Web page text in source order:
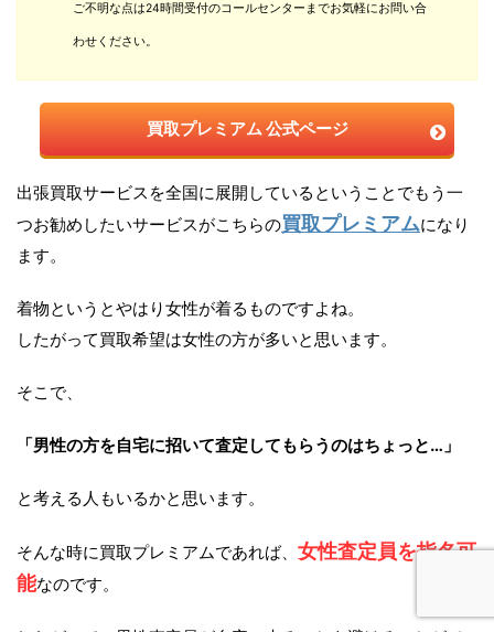
ご不明な点は24時間受付のコールセンターまでお気軽にお問い合
わせください。
買取プレミアム 公式ページ
出張買取サービスを全国に展開しているということでもう一
つお勧めしたいサービスがこちらの買取プレミアムになり
ます。
着物というとやはり女性が着るものですよね。
したがって買取希望は女性の方が多いと思います。
そこで、
「男性の方を自宅に招いて査定してもらうのはちょっと…」
と考える人もいるかと思います。
そんな時に買取プレミアムであれば、 女性査定員を指名可
能なのです。